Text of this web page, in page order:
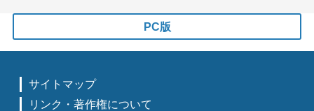
PC版
サイトマップ
リンク・著作権について